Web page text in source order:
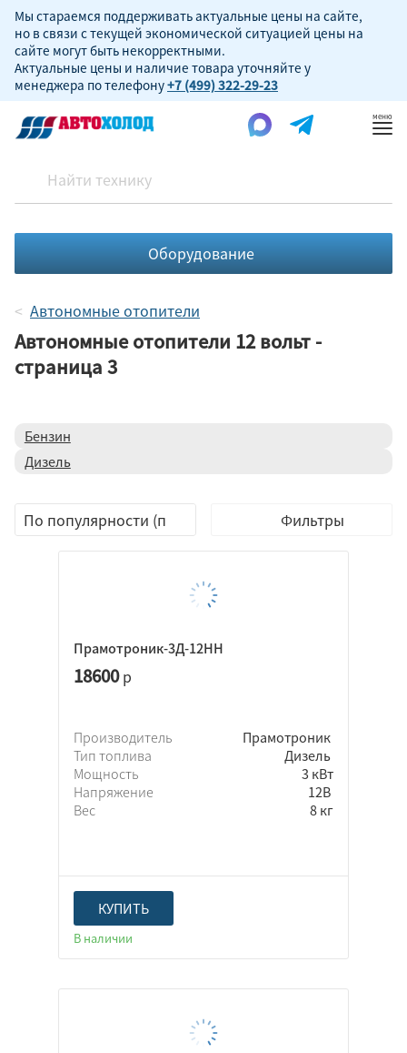
Мы стараемся поддерживать актуальные цены на сайте,
но в связи с текущей экономической ситуацией цены на
сайте могут быть некорректными.
Актуальные цены и наличие товара уточняйте у
менеджера по телефону+7 (499) 322-29-23
Оборудование
Автономные отопители
Автономные отопители 12 вольт -
страница 3
Webasto
Прамотроник
Теплостар
Altox
TerraFrigo
Северс
Бензин
Дизель
Фильтры
Прамотроник-3Д-12НН
18600р
Производитель
Прамотроник
Тип топлива
Дизель
Мощность
3 кВт
Напряжение
12В
Вес
8 кг
КУПИТЬ
В наличии